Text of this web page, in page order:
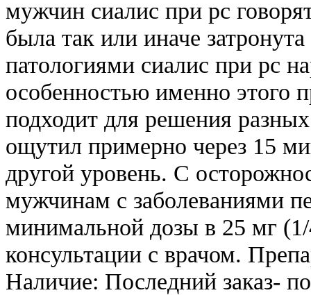
мужчин сиалис при рс
была так или иначе
патологиями сиалис при рс
особенностью именно этого
подходит для решения
ощутил примерно через 15
другой уровень. С
мужчинам с заболеваниями
минимальной дозы в 25 мг (1/
консультации с врачом.
Наличие: Последний заказ-